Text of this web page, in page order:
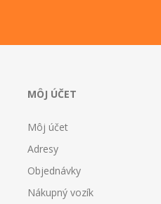
MÔJ ÚČET
Môj účet
Adresy
Objednávky
Nákupný vozík